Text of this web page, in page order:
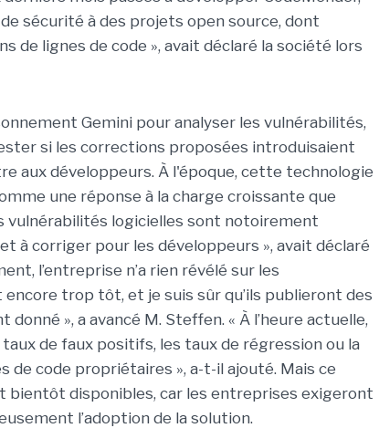
sécurité à des projets open source, dont
de lignes de code », avait déclaré la société lors
Gemini pour analyser les vulnérabilités,
si les corrections proposées introduisaient
aux développeurs. À l'époque, cette technologie
une réponse à la charge croissante que
vulnérabilités logicielles sont notoirement
à corriger pour les développeurs », avait déclaré
l’entreprise n’a rien révélé sur les
trop tôt, et je suis sûr qu’ils publieront des
», a avancé M. Steffen. « À l’heure actuelle,
de faux positifs, les taux de régression ou la
de code propriétaires », a-t-il ajouté. Mais ce
bientôt disponibles, car les entreprises exigeront
l’adoption de la solution.